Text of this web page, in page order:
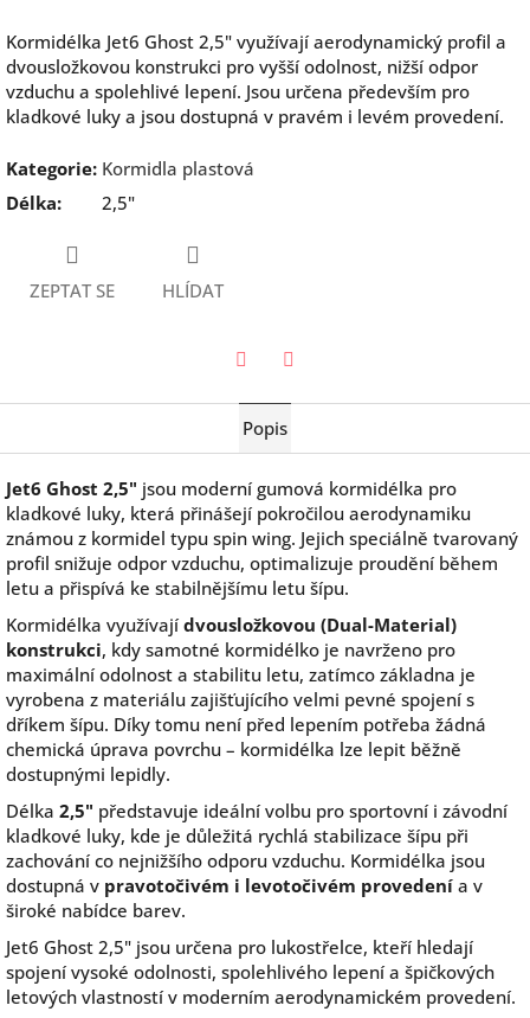
Kormidélka Jet6 Ghost 2,5" využívají aerodynamický profil a
dvousložkovou konstrukci pro vyšší odolnost, nižší odpor
vzduchu a spolehlivé lepení. Jsou určena především pro
kladkové luky a jsou dostupná v pravém i levém provedení.
Kategorie: Kormidla plastová
Délka: 2,5"
ZEPTAT SE HLÍDAT
Popis
Jet6 Ghost 2,5" jsou moderní gumová kormidélka pro
kladkové luky, která přinášejí pokročilou aerodynamiku
známou z kormidel typu spin wing. Jejich speciálně tvarovaný
profil snižuje odpor vzduchu, optimalizuje proudění během
letu a přispívá ke stabilnějšímu letu šípu.
Kormidélka využívají dvousložkovou (Dual-Material)
konstrukci, kdy samotné kormidélko je navrženo pro
maximální odolnost a stabilitu letu, zatímco základna je
vyrobena z materiálu zajišťujícího velmi pevné spojení s
dříkem šípu. Díky tomu není před lepením potřeba žádná
chemická úprava povrchu – kormidélka lze lepit běžně
dostupnými lepidly.
Délka 2,5" představuje ideální volbu pro sportovní i závodní
kladkové luky, kde je důležitá rychlá stabilizace šípu při
zachování co nejnižšího odporu vzduchu. Kormidélka jsou
dostupná v pravotočivém i levotočivém provedení a v
široké nabídce barev.
Jet6 Ghost 2,5" jsou určena pro lukostřelce, kteří hledají
spojení vysoké odolnosti, spolehlivého lepení a špičkových
letových vlastností v moderním aerodynamickém provedení.